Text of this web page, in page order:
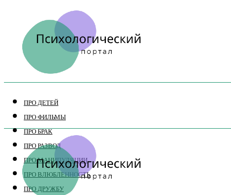
ПРО ДЕТЕЙ
ПРО ФИЛЬМЫ
ПРО БРАК
ПРО РАЗВОД
ПРО МАНИПУЛЯЦИИ
ПРО ВЛЮБЛЕННОСТЬ
ПРО ДРУЖБУ